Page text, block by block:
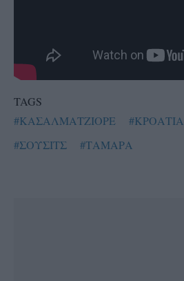
TAGS
#ΚΑΣΑΛΜΑΤΖΙΟΡΕ
#ΚΡΟΑΤΙΑ
#ΣΟΥΣΙΤΣ
#ΤΑΜΑΡΑ